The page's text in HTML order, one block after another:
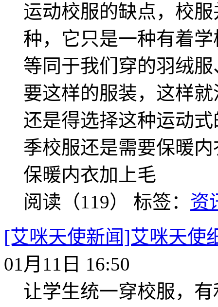
运动校服的缺点，校
种，它只是一种有着
等同于我们穿的羽绒
要这样的服装，这样
还是得选择这种运动
季校服还是需要保暖
保暖内衣加上毛
阅读（119） 标签： 资
[艾咪天使新闻]艾咪天使
01月11日 16:50
让学生统一穿校服，